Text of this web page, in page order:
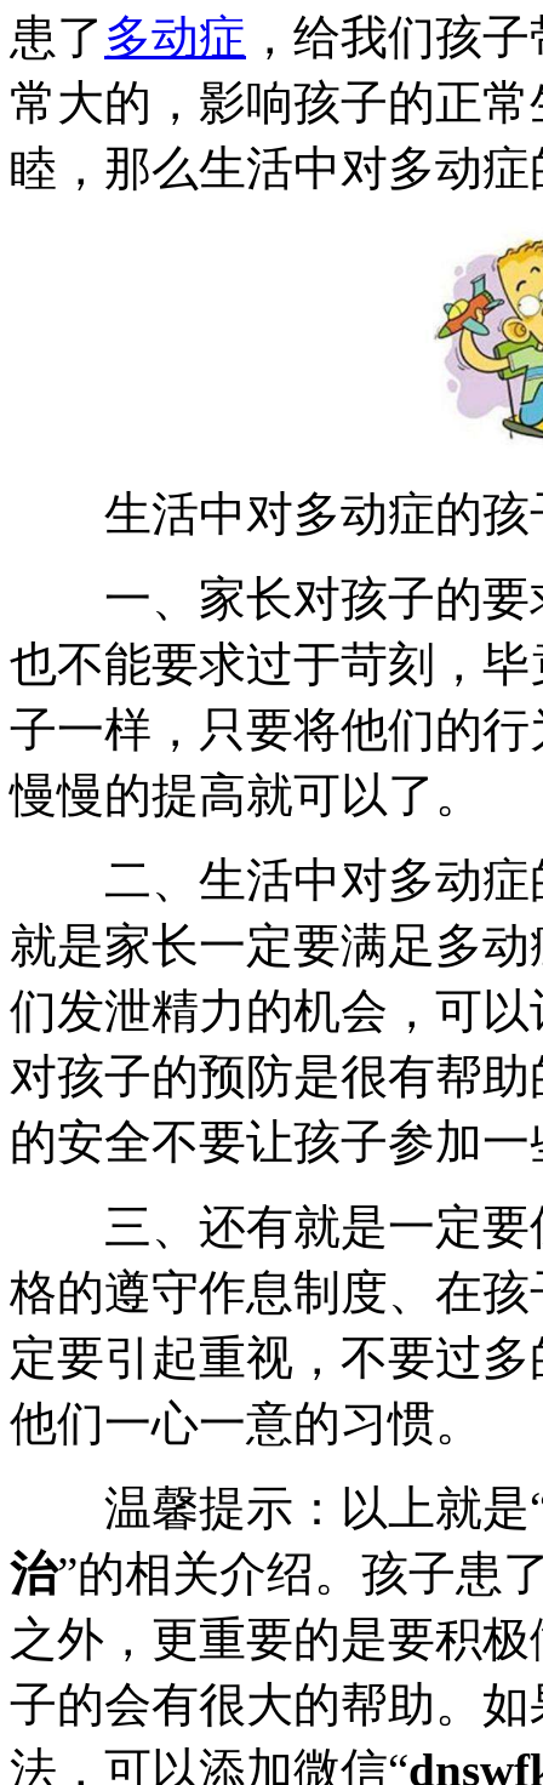
患了 多动症 ，给我们孩
常大的，影响孩子的正
睦，那么生活中对多动
生活中对多动症的孩
一、家长对孩子的要
也不能要求过于苛刻，
子一样，只要将他们的
慢慢的提高就可以了。
二、生活中对多动症
就是家长一定要满足多
们发泄精力的机会，可
对孩子的预防是很有帮
的安全不要让孩子参加
三、还有就是一定要
格的遵守作息制度、在
定要引起重视，不要过
他们一心一意的习惯。
温馨提示：以上就是
治”的相关介绍。孩子患
之外，更重要的是要积极
子的会有很大的帮助。
法，可以添加微信“